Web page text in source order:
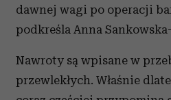
dawnej wagi po operacji
podkreśla Anna
Nawroty są wpisane w
przewlekłych. Właśnie